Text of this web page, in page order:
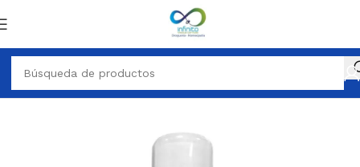
PRODUCTO FITOTERAPÉUTICOS JARABE